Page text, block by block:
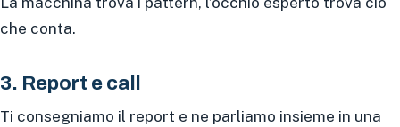
che conta.
3. Report e call
Ti consegniamo il report e ne parliamo insieme in una